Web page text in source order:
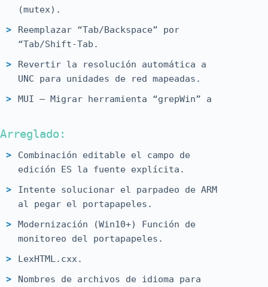
monitoreo del portapapeles durante el
tiempo de ejecución.
En Notepad3 Portable, agregue una
redirección a la carpeta Favoritos.
Característica: cambiar de la antigua
biblioteca tinyexpr a la moderna
En Notepad3Portable PAF, agregue una
redirección a la carpeta Favoritos.
Característica: Preparación para el
parche del editor de patrones de
búsqueda grepWincmd.
Característica: Estilos CSS HTML.
Agregue la selección de directorio
predeterminada al menú de
configuración.
Agregue un mensaje de error especial
(mutex).
Reemplazar “Tab/Backspace” por
“Tab/Shift-Tab.
Revertir la resolución automática a
UNC para unidades de red mapeadas.
MUI – Migrar herramienta “grepWin” a
MUI – Limpiar y agregar archivos
PortableApps Build (nuevo script de
originales (eliminar proyecto home
configurable.
Arreglado:
Combinación editable el campo de
edición ES la fuente explícita.
Intente solucionar el parpadeo de ARM
al pegar el portapapeles.
Modernización (Win10+) Función de
monitoreo del portapapeles.
LexHTML.cxx.
Nombres de archivos de idioma para